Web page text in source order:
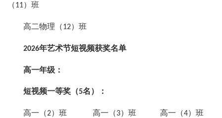
（11）班
高二物理（12）班
2026年艺术节短视频获奖名单
高一年级：
短视频一等奖（5名）：
高一（2）班 高一（3）班 高一（4）班